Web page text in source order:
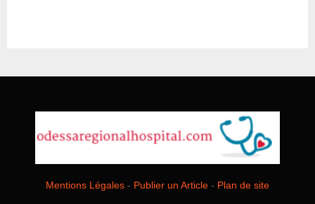
Mentions Légales - Publier un Article - Plan de site